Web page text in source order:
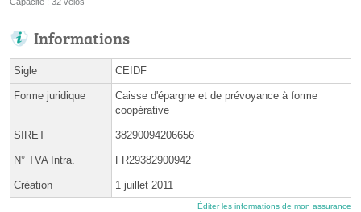
Capacité : 32 vélos
Informations
Sigle CEIDF
Forme juridique
Caisse d'épargne et de prévoyance à forme
coopérative
SIRET 38290094206656
N° TVA Intra. FR29382900942
Création 1 juillet 2011
Éditer les informations de mon assurance